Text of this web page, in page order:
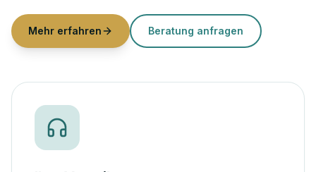
Mehr erfahren Beratung anfragen